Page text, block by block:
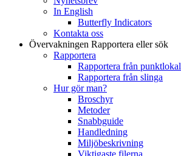
In English
Butterfly Indicators
Kontakta oss
Övervakningen Rapportera eller sök
Rapportera
Rapportera från punktlokal
Rapportera från slinga
Hur gör man?
Broschyr
Metoder
Snabbguide
Handledning
Miljöbeskrivning
Viktigaste filerna